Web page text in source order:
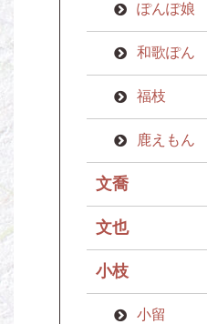
ぽんぽ娘
和歌ぽん
福枝
鹿えもん
文喬
文也
小枝
小留